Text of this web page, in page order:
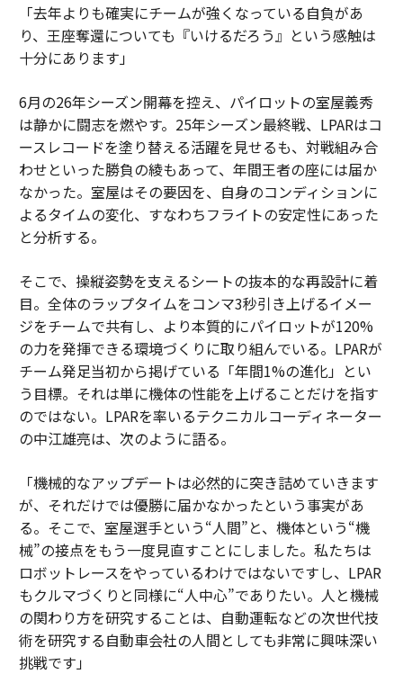
「去年よりも確実にチームが強くなっている自負があ
り、王座奪還についても『いけるだろう』という感触は
十分にあります」
6月の26年シーズン開幕を控え、パイロットの室屋義秀
は静かに闘志を燃やす。25年シーズン最終戦、LPARはコ
ースレコードを塗り替える活躍を見せるも、対戦組み合
わせといった勝負の綾もあって、年間王者の座には届か
なかった。室屋はその要因を、自身のコンディションに
よるタイムの変化、すなわちフライトの安定性にあった
と分析する。
そこで、操縦姿勢を支えるシートの抜本的な再設計に着
目。全体のラップタイムをコンマ3秒引き上げるイメー
ジをチームで共有し、より本質的にパイロットが120%
の力を発揮できる環境づくりに取り組んでいる。LPARが
チーム発足当初から掲げている「年間1%の進化」とい
う目標。それは単に機体の性能を上げることだけを指す
のではない。LPARを率いるテクニカルコーディネーター
の中江雄亮は、次のように語る。
「機械的なアップデートは必然的に突き詰めていきます
が、それだけでは優勝に届かなかったという事実があ
る。そこで、室屋選手という“人間”と、機体という“機
械”の接点をもう一度見直すことにしました。私たちは
ロボットレースをやっているわけではないですし、LPAR
もクルマづくりと同様に“人中心”でありたい。人と機械
の関わり方を研究することは、自動運転などの次世代技
術を研究する自動車会社の人間としても非常に興味深い
挑戦です」